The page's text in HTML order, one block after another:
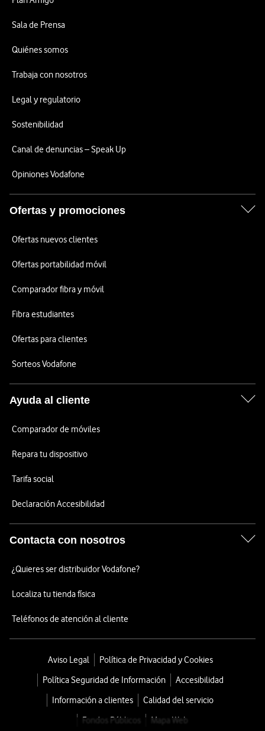
Sala de Prensa
Quiénes somos
Trabaja con nosotros
Legal y regulatorio
Sostenibilidad
Canal de denuncias – Speak Up
Opiniones Vodafone
Ofertas y promociones
Ofertas nuevos clientes
Ofertas portabilidad móvil
Comparador fibra y móvil
Fibra estudiantes
Ofertas para clientes
Sorteos Vodafone
Ayuda al cliente
Comparador de móviles
Repara tu dispositivo
Tarifa social
Declaración Accesibilidad
Contacta con nosotros
¿Quieres ser distribuidor Vodafone?
Localiza tu tienda física
Teléfonos de atención al cliente
Aviso Legal
Política de Privacidad y Cookies
Política Seguridad de Información
Accesibilidad
Información a clientes
Calidad del servicio
Fondos Públicos
Mapa Web